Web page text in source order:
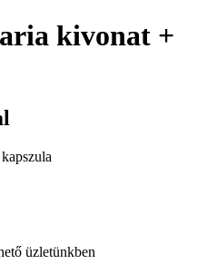
kivonat +
üzletünkben